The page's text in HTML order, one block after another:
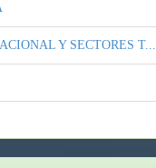
Y SECTORES T...